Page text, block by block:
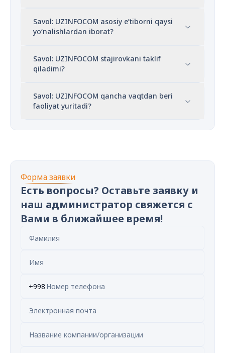
Savol: UZINFOCOM asosiy e’tiborni qaysi
yo‘nalishlardan iborat?
Savol: UZINFOCOM stajirovkani taklif
qiladimi?
Savol: UZINFOCOM qancha vaqtdan beri
faoliyat yuritadi?
Форма заявки
Есть вопросы? Оставьте заявку и
наш администратор свяжется с
Вами в ближайшее время!
+998